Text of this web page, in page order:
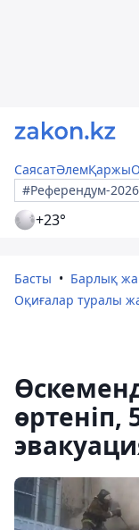
СаясатӘлемҚаржы
#Референдум-2026
+23°
Басты
Барлық
Оқиғалар туралы
өртеніп,